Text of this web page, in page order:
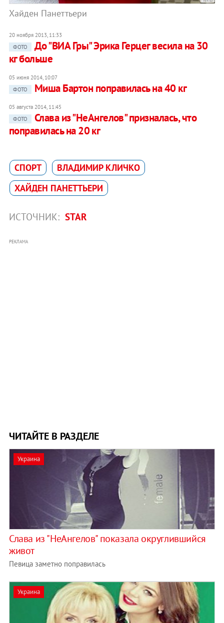
Хайден Панеттьери
20 ноября 2013, 11:33
ФОТО
До "ВИА Гры" Эрика Герцег весила на 30
кг больше
05 июня 2014, 10:07
ФОТО
Миша Бартон поправилась на 40 кг
05 августа 2014, 11:45
ФОТО
Слава из "НеАнгелов" призналась, что
поправилась на 20 кг
СПОРТ
ВЛАДИМИР КЛИЧКО
ХАЙДЕН ПАНЕТТЬЕРИ
ИСТОЧНИК: STAR
РЕКЛАМА
ЧИТАЙТЕ В РАЗДЕЛЕ
Украина
Слава из "НеАнгелов" показала округлившийся
живот
Певица заметно поправилась
Украина